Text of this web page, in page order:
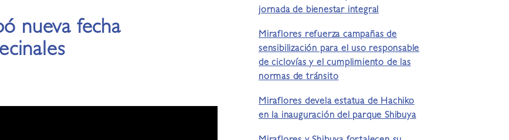
nueva fecha
jornada de bienestar integral
Miraflores refuerza campañas de
sensibilización para el uso responsable
de ciclovías y el cumplimiento de las
normas de tránsito
Miraflores devela estatua de Hachiko
en la inauguración del parque Shibuya